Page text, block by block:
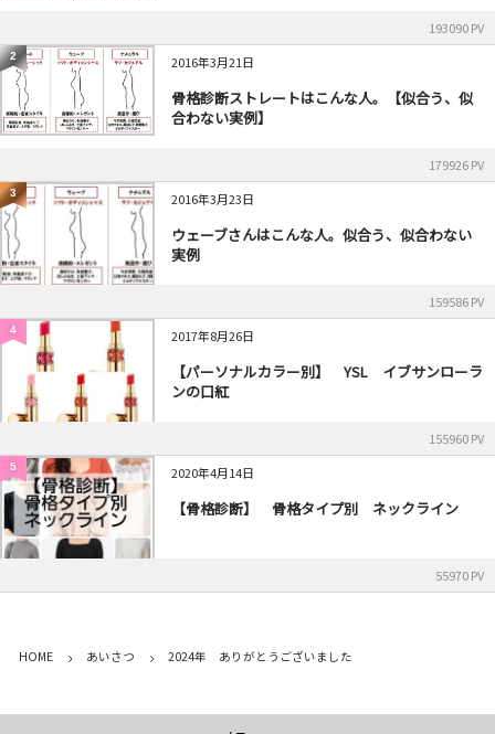
193090 PV
2 2016年3月21日
骨格診断ストレートはこんな人。【似合う、似
合わない実例】
179926 PV
3 2016年3月23日
ウェーブさんはこんな人。似合う、似合わない
実例
159586 PV
4 2017年8月26日
【パーソナルカラー別】 YSL イブサンローラ
ンの口紅
155960 PV
5 2020年4月14日
【骨格診断】 骨格タイプ別 ネックライン
55970 PV
HOME あいさつ 2024年 ありがとうございました